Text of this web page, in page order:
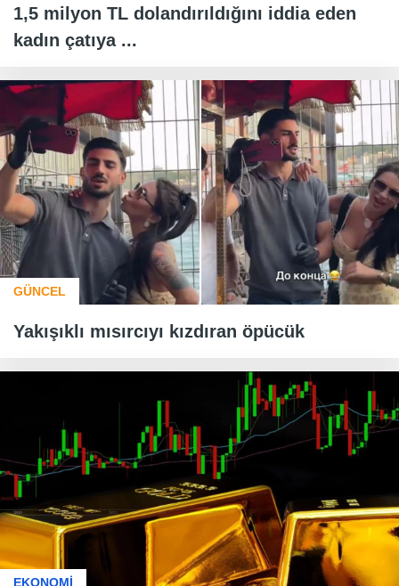
1,5 milyon TL dolandırıldığını iddia eden
kadın çatıya ...
GÜNCEL
Yakışıklı mısırcıyı kızdıran öpücük
EKONOMİ